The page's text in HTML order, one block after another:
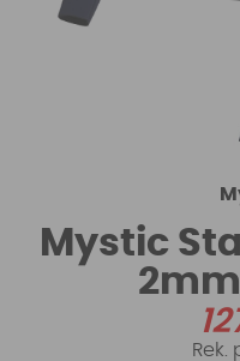
Mystic